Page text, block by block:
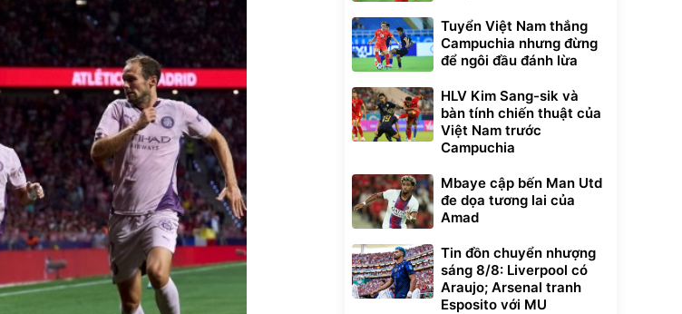
Tuyển Việt Nam thắng
Campuchia nhưng đừng
để ngôi đầu đánh lừa
HLV Kim Sang-sik và
bàn tính chiến thuật của
Việt Nam trước
Campuchia
Mbaye cập bến Man Utd
đe dọa tương lai của
Amad
Tin đồn chuyển nhượng
sáng 8/8: Liverpool có
Araujo; Arsenal tranh
Esposito với MU